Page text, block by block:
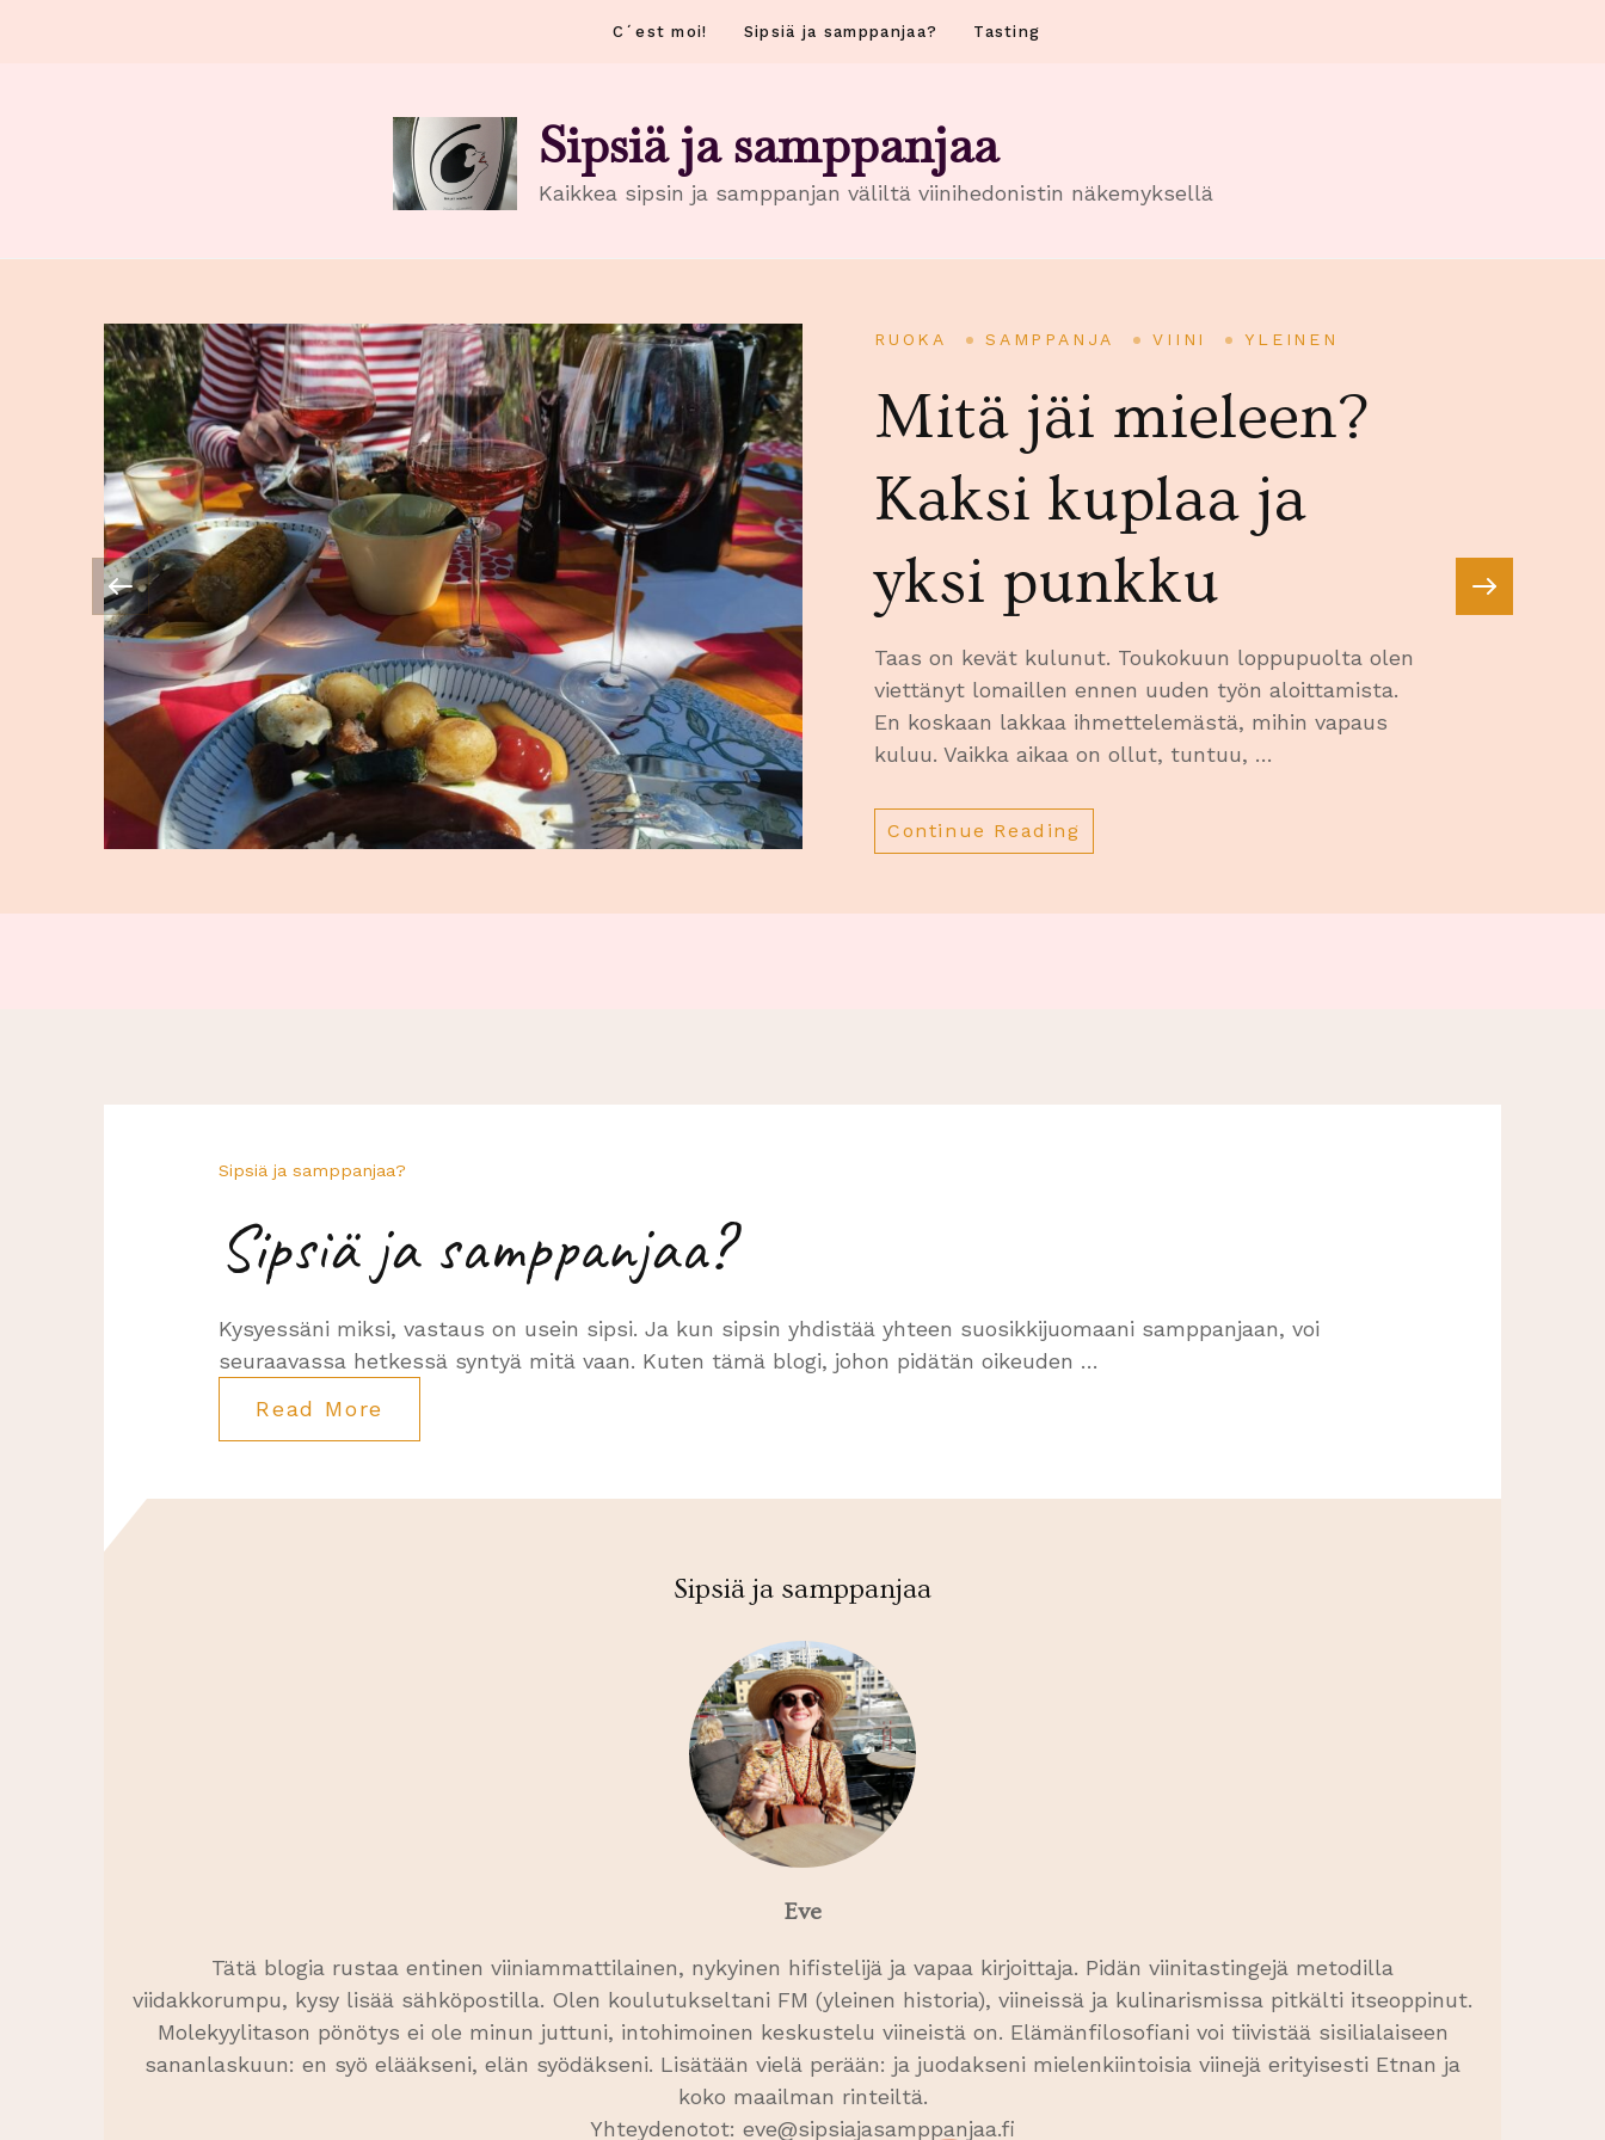
C´est moi! Sipsiä ja samppanjaa? Tasting
Sipsiä ja samppanjaa
Kaikkea sipsin ja samppanjan väliltä viinihedonistin näkemyksellä
RUOKA SAMPPANJA VIINI YLEINEN
Mitä jäi mieleen?
Kaksi kuplaa ja
yksi punkku
Taas on kevät kulunut. Toukokuun loppupuolta olen
viettänyt lomaillen ennen uuden työn aloittamista.
En koskaan lakkaa ihmettelemästä, mihin vapaus
kuluu. Vaikka aikaa on ollut, tuntuu, …
Continue Reading
Sipsiä ja samppanjaa?
Sipsiä ja samppanjaa?
Kysyessäni miksi, vastaus on usein sipsi. Ja kun sipsin yhdistää yhteen suosikkijuomaani samppanjaan, voi
seuraavassa hetkessä syntyä mitä vaan. Kuten tämä blogi, johon pidätän oikeuden …
Read More
Sipsiä ja samppanjaa
Eve
Tätä blogia rustaa entinen viiniammattilainen, nykyinen hifistelijä ja vapaa kirjoittaja. Pidän viinitastingejä metodilla
viidakkorumpu, kysy lisää sähköpostilla. Olen koulutukseltani FM (yleinen historia), viineissä ja kulinarismissa pitkälti itseoppinut.
Molekyylitason pönötys ei ole minun juttuni, intohimoinen keskustelu viineistä on. Elämänfilosofiani voi tiivistää sisilialaiseen
sananlaskuun: en syö elääkseni, elän syödäkseni. Lisätään vielä perään: ja juodakseni mielenkiintoisia viinejä erityisesti Etnan ja
koko maailman rinteiltä.
Yhteydenotot: eve@sipsiajasamppanjaa.fi